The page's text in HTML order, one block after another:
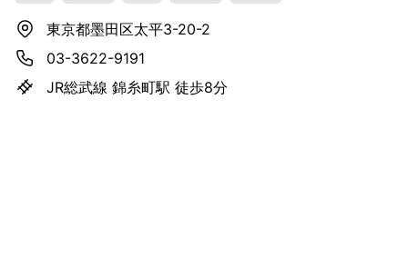
東京都墨田区太平3-20-2
03-3622-9191
JR総武線 錦糸町駅 徒歩8分